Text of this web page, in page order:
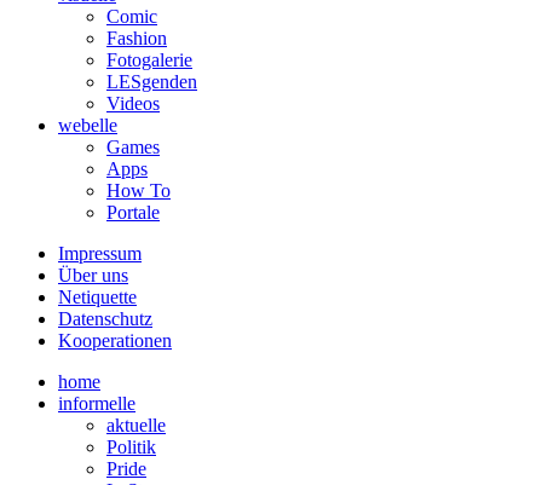
Comic
Fashion
Fotogalerie
LESgenden
Videos
webelle
Games
Apps
How To
Portale
Impressum
Über uns
Netiquette
Datenschutz
Kooperationen
home
informelle
aktuelle
Politik
Pride